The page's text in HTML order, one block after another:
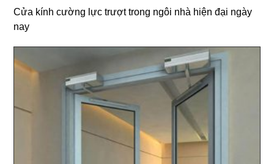
Cửa kính cường lực trượt trong ngôi nhà hiện đại ngày
nay